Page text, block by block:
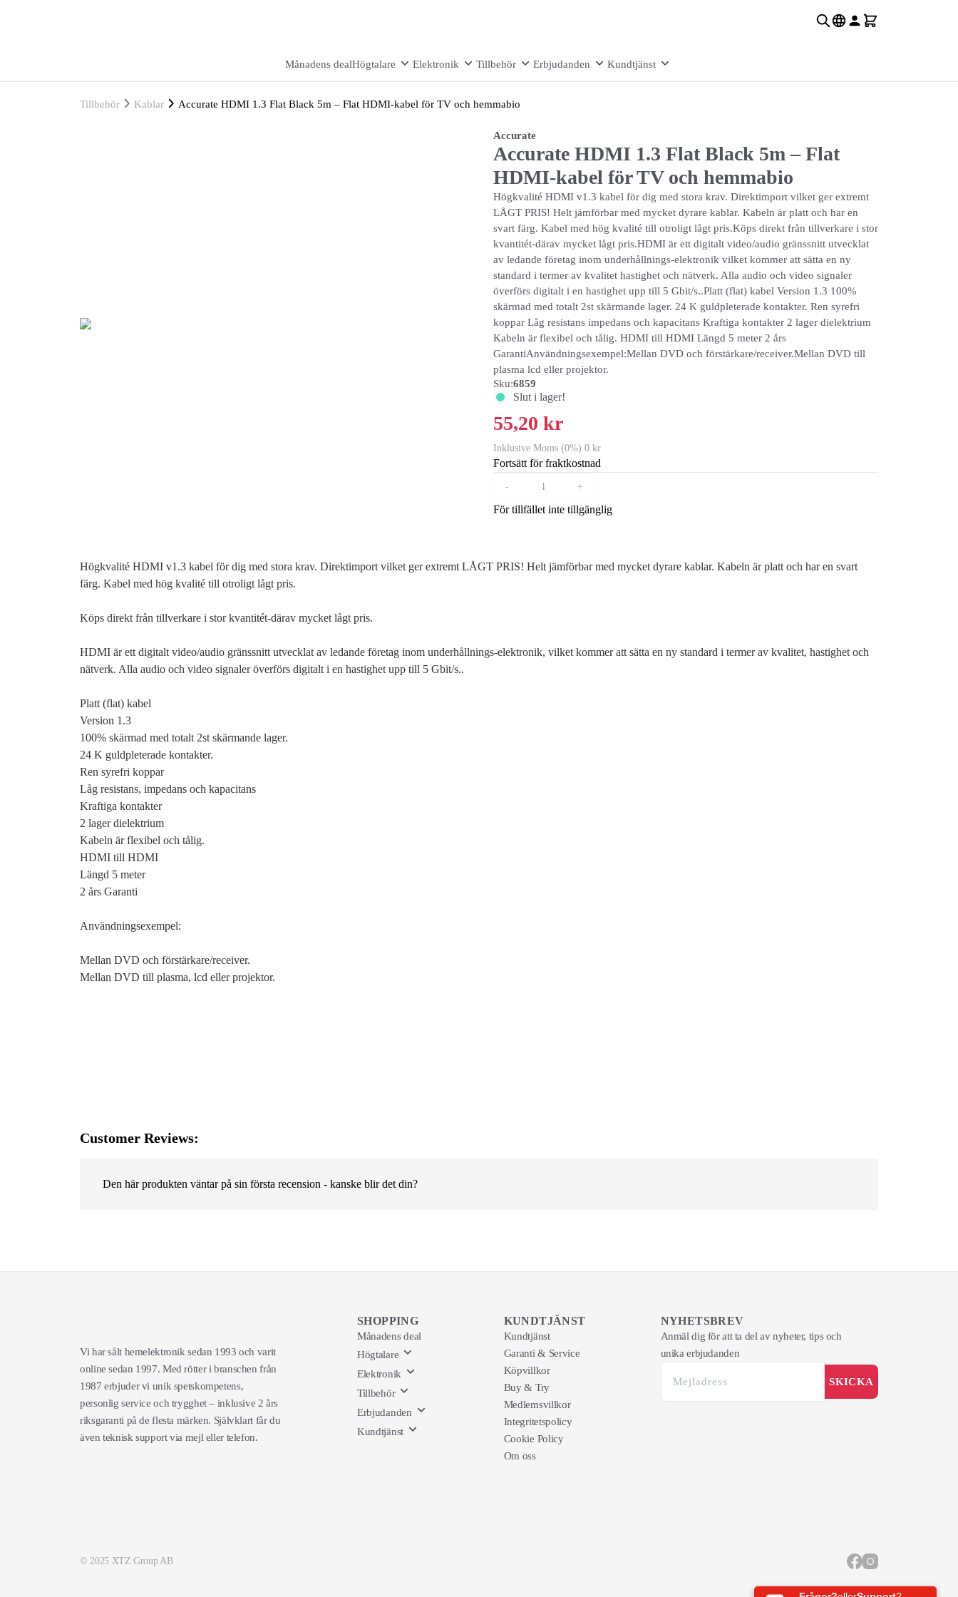
Månadens dealHögtalare Elektronik Tillbehör Erbjudanden Kundtjänst
Tillbehör Kablar Accurate HDMI 1.3 Flat Black 5m – Flat HDMI-kabel för TV och hemmabio
Accurate
Accurate HDMI 1.3 Flat Black 5m – Flat
HDMI-kabel för TV och hemmabio
Högkvalité HDMI v1.3 kabel för dig med stora krav. Direktimport vilket ger extremt
LÅGT PRIS! Helt jämförbar med mycket dyrare kablar. Kabeln är platt och har en
svart färg. Kabel med hög kvalité till otroligt lågt pris.Köps direkt från tillverkare i stor
kvantitét-därav mycket lågt pris.HDMI är ett digitalt video/audio gränssnitt utvecklat
av ledande företag inom underhållnings-elektronik vilket kommer att sätta en ny
standard i termer av kvalitet hastighet och nätverk. Alla audio och video signaler
överförs digitalt i en hastighet upp till 5 Gbit/s..Platt (flat) kabel Version 1.3 100%
skärmad med totalt 2st skärmande lager. 24 K guldpleterade kontakter. Ren syrefri
koppar Låg resistans impedans och kapacitans Kraftiga kontakter 2 lager dielektrium
Kabeln är flexibel och tålig. HDMI till HDMI Längd 5 meter 2 års
GarantiAnvändningsexempel:Mellan DVD och förstärkare/receiver.Mellan DVD till
plasma lcd eller projektor.
Sku:6859
Slut i lager!
55,20 kr
Inklusive Moms (0%) 0 kr
Fortsätt för fraktkostnad
- +
För tillfället inte tillgänglig
Högkvalité HDMI v1.3 kabel för dig med stora krav. Direktimport vilket ger extremt LÅGT PRIS! Helt jämförbar med mycket dyrare kablar. Kabeln är platt och har en svart
färg. Kabel med hög kvalité till otroligt lågt pris.
Köps direkt från tillverkare i stor kvantitét-därav mycket lågt pris.
HDMI är ett digitalt video/audio gränssnitt utvecklat av ledande företag inom underhållnings-elektronik, vilket kommer att sätta en ny standard i termer av kvalitet, hastighet och
nätverk. Alla audio och video signaler överförs digitalt i en hastighet upp till 5 Gbit/s..
Platt (flat) kabel
Version 1.3
100% skärmad med totalt 2st skärmande lager.
24 K guldpleterade kontakter.
Ren syrefri koppar
Låg resistans, impedans och kapacitans
Kraftiga kontakter
2 lager dielektrium
Kabeln är flexibel och tålig.
HDMI till HDMI
Längd 5 meter
2 års Garanti
Användningsexempel:
Mellan DVD och förstärkare/receiver.
Mellan DVD till plasma, lcd eller projektor.
Customer Reviews:
Den här produkten väntar på sin första recension - kanske blir det din?
Vi har sålt hemelektronik sedan 1993 och varit
online sedan 1997. Med rötter i branschen från
1987 erbjuder vi unik spetskompetens,
personlig service och trygghet – inklusive 2 års
riksgaranti på de flesta märken. Självklart får du
även teknisk support via mejl eller telefon.
SHOPPING
Månadens deal
Högtalare
Elektronik
Tillbehör
Erbjudanden
Kundtjänst
KUNDTJÄNST
Kundtjänst
Garanti & Service
Köpvillkor
Buy & Try
Medlemsvillkor
Integritetspolicy
Cookie Policy
Om oss
NYHETSBREV
Anmäl dig för att ta del av nyheter, tips och
unika erbjudanden
SKICKA
© 2025 XTZ Group AB